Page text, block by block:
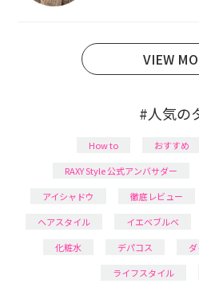
日本化粧品検定1級保
VIEW
#人気の
How to おすすめ
RAXY Style 公式アンバサダー
アイシャドウ
徹底レビュー
ヘアスタイル
イエベブルベ
化粧水
デパコス
ライフスタイル